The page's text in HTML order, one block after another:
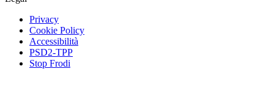
Privacy
Cookie Policy
Accessibilità
PSD2-TPP
Stop Frodi